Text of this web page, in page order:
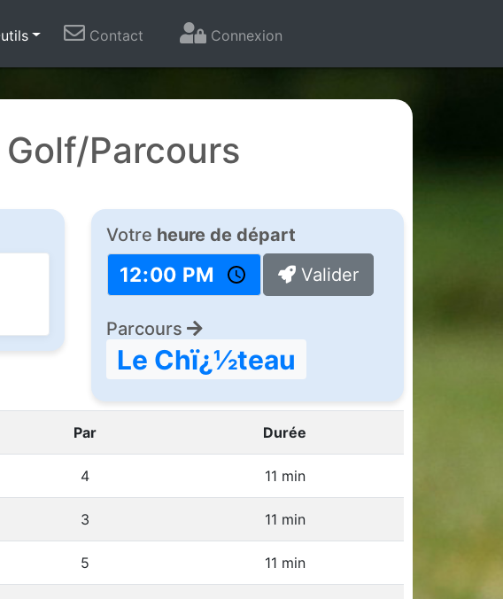
Contact Connexion
Parcours
Votre heure de départ
Valider
Parcours
Le Chï¿½teau
Par Durée
4 11 min
3 11 min
5 11 min